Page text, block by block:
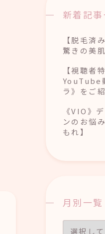
新着記事
【脱毛済
驚きの美
【視聴者
YouTube
ラ》をご
《VIO》
ンのお悩
もれ】
月別一覧